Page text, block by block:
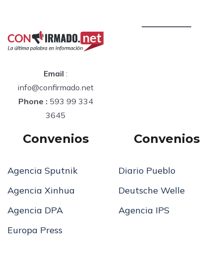
Email :
info@confirmado.net
Phone : 593 99 334
3645
Convenios
Agencia Sputnik
Agencia Xinhua
Agencia DPA
Europa Press
Convenios
Diario Pueblo
Deutsche Welle
Agencia IPS